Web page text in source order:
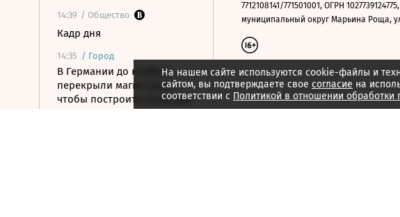
14:39 / Общество
Кадр дня
14:35 / Город
В Германии до ноября
перекрыли магистраль,
чтобы построить переходы
На нашем сайте используются cookie-файлы и
сайтом, вы подтверждаете свое согласие на
соответствии с Политикой в отношении обработки
7712108141/771501001, ОГРН
муниципальный округ Марьина Роща,